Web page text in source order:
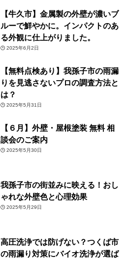
【牛久市】金属製の外壁が濃いブ
ルーで鮮やかに。インパクトのあ
る外観に仕上がりました。
2025年6月2日
【無料点検あり】我孫子市の雨漏
りを見逃さないプロの調査方法と
は？
2025年5月31日
【６月】外壁・屋根塗装 無料 相
談会のご案内
2025年5月30日
我孫子市の街並みに映える！おし
ゃれな外壁色と心理効果
2025年5月29日
高圧洗浄では防げない？つくば市
の雨漏り対策にバイオ洗浄が選ば